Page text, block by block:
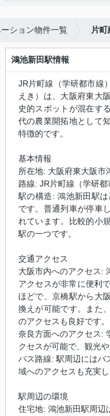
ション物件一覧 片町
鴻池新田駅情報
JR片町線（学研都市線
えき）は、大阪府東大
史的スポットが混在す
代の農業開拓地として
特徴的です。
基本情報
所在地: 大阪府東大阪市
路線: JR片町線（学研都
駅の構造: 鴻池新田駅
です。普通列車が停車
れています。比較的小
駅の一つです。
交通アクセス
大阪市内へのアクセス:
アクセスが非常に便利
ほどで、京橋駅から大
換えが可能です。また
のアクセスも良好です。
奈良方面へのアクセス:
クセスが可能で、観光
バス路線: 駅周辺にはバ
域へのアクセスも充実し
駅周辺の環境
住宅地: 鴻池新田駅周辺